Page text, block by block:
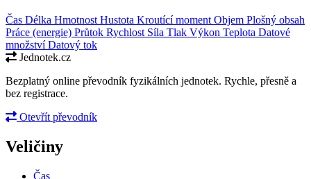
Čas Délka Hmotnost Hustota Kroutící moment Objem Plošný obsah
Práce (energie) Průtok Rychlost Síla Tlak Výkon Teplota Datové
množstvíDatový tok
Jednotek.cz
Bezplatný online převodník fyzikálních jednotek. Rychle, přesně a
bez registrace.
Otevřít převodník
Veličiny
Čas